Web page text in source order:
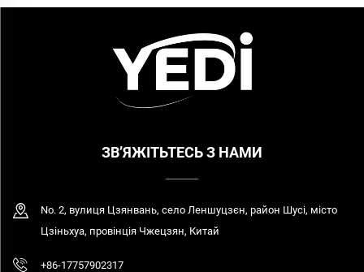
ЗВ’ЯЖІТЬТЕСЬ З НАМИ
No. 2, вулиця Цзянвань, село Леншуцзєн, район Шусі, місто
Цзіньхуа, провінція Чжецзян, Китай
+86-17757902317